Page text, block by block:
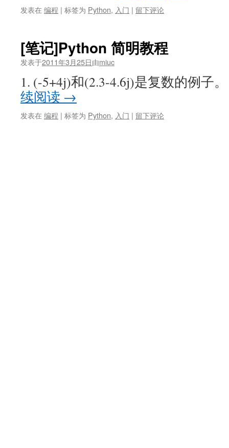
发表在 编程 | 标签为 Python, 入门 | 留下评论
[笔记]Python 简明教程
发表于2011年3月25日由miuc
1. (-5+4j)和(2.3-4.6j)是复数的例子
续阅读 →
发表在 编程 | 标签为 Python, 入门 | 留下评论